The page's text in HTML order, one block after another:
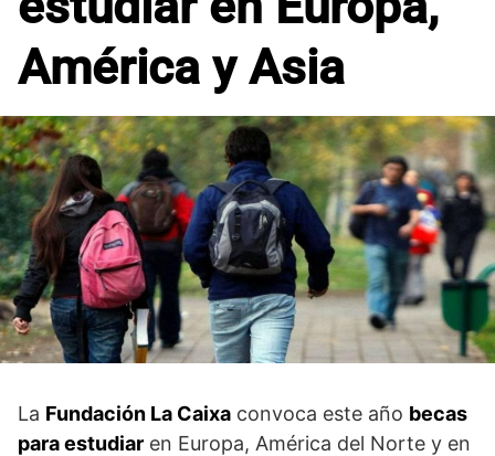
América y Asia
La Fundación La Caixa convoca este año becas
para estudiar en Europa, América del Norte y en